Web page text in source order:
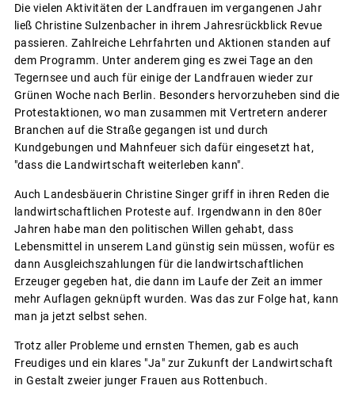
Die vielen Aktivitäten der Landfrauen im vergangenen Jahr
ließ Christine Sulzenbacher in ihrem Jahresrückblick Revue
passieren. Zahlreiche Lehrfahrten und Aktionen standen auf
dem Programm. Unter anderem ging es zwei Tage an den
Tegernsee und auch für einige der Landfrauen wieder zur
Grünen Woche nach Berlin. Besonders hervorzuheben sind die
Protestaktionen, wo man zusammen mit Vertretern anderer
Branchen auf die Straße gegangen ist und durch
Kundgebungen und Mahnfeuer sich dafür eingesetzt hat,
"dass die Landwirtschaft weiterleben kann".
Auch Landesbäuerin Christine Singer griff in ihren Reden die
landwirtschaftlichen Proteste auf. Irgendwann in den 80er
Jahren habe man den politischen Willen gehabt, dass
Lebensmittel in unserem Land günstig sein müssen, wofür es
dann Ausgleichszahlungen für die landwirtschaftlichen
Erzeuger gegeben hat, die dann im Laufe der Zeit an immer
mehr Auflagen geknüpft wurden. Was das zur Folge hat, kann
man ja jetzt selbst sehen.
Trotz aller Probleme und ernsten Themen, gab es auch
Freudiges und ein klares "Ja" zur Zukunft der Landwirtschaft
in Gestalt zweier junger Frauen aus Rottenbuch.